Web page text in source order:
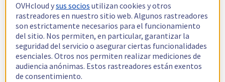
OVHcloud ysus socios utilizan cookies y otros
rastreadores en nuestro sitio web. Algunos rastreadores
son estrictamente necesarios para el funcionamiento
del sitio. Nos permiten, en particular, garantizar la
seguridad del servicio o asegurar ciertas funcionalidades
esenciales. Otros nos permiten realizar mediciones de
audiencia anónimas. Estos rastreadores están exentos
de consentimiento.